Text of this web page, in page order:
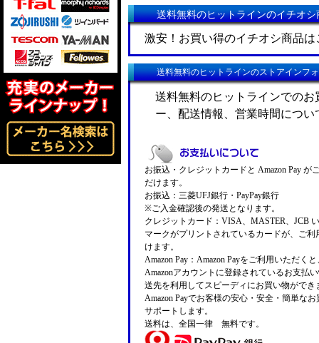
送料無料のヒットラインのイチオシ
激安！お買い得のイチオシ商品
送料無料のヒットラインのストアインフ
送料無料のヒットラインでの
ー、配送情報、営業時間につ
お振込・クレジットカードと Amazon Pay が
だけます。
お振込：三菱UFJ銀行・PayPay銀行
※ご入金確認後の発送となります。
クレジットカード：VISA、MASTER、JCB
マークがプリントされているカードが、ご利
けます。
Amazon Pay：Amazon Payをご利用いただく
Amazonアカウントに登録されているお支払
送先を利用してスピーディにお買い物ができ
Amazon Payでお客様の安心・安全・簡単な
サポートします。
送料は、全国一律 無料です。